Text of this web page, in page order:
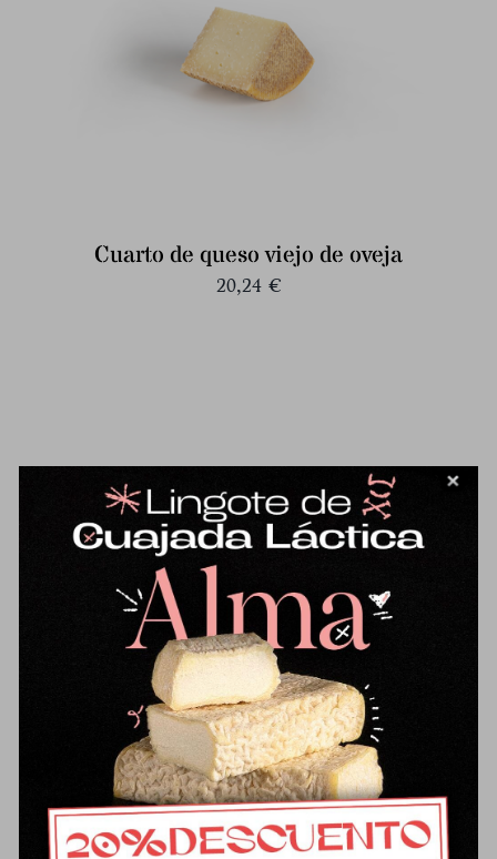
Cuarto de queso viejo de oveja
20,24 €
Medio queso viejo de oveja
36,44€